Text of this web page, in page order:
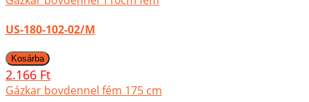
US-180-102-02/M
2.166 Ft
Gázkar bovdennel fém 175 cm